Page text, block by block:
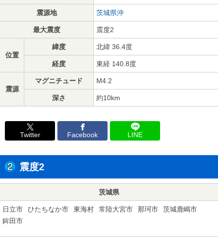
震源地 茨城県沖
最大震度 震度2
位置
緯度 北緯 36.4度
経度 東経 140.8度
震源
マグニチュード M4.2
深さ 約10km
Twitter Facebook LINE
震度2
茨城県
日立市 ひたちなか市 東海村 常陸大宮市 那珂市
茨城鹿嶋市
鉾田市